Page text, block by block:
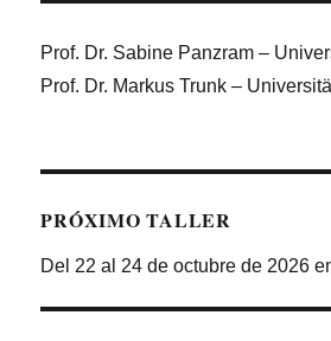
Prof. Dr. Sabine Panzram –
Prof. Dr. Markus Trunk –
PRÓXIMO TALLER
Del 22 al 24 de octubre de 2026